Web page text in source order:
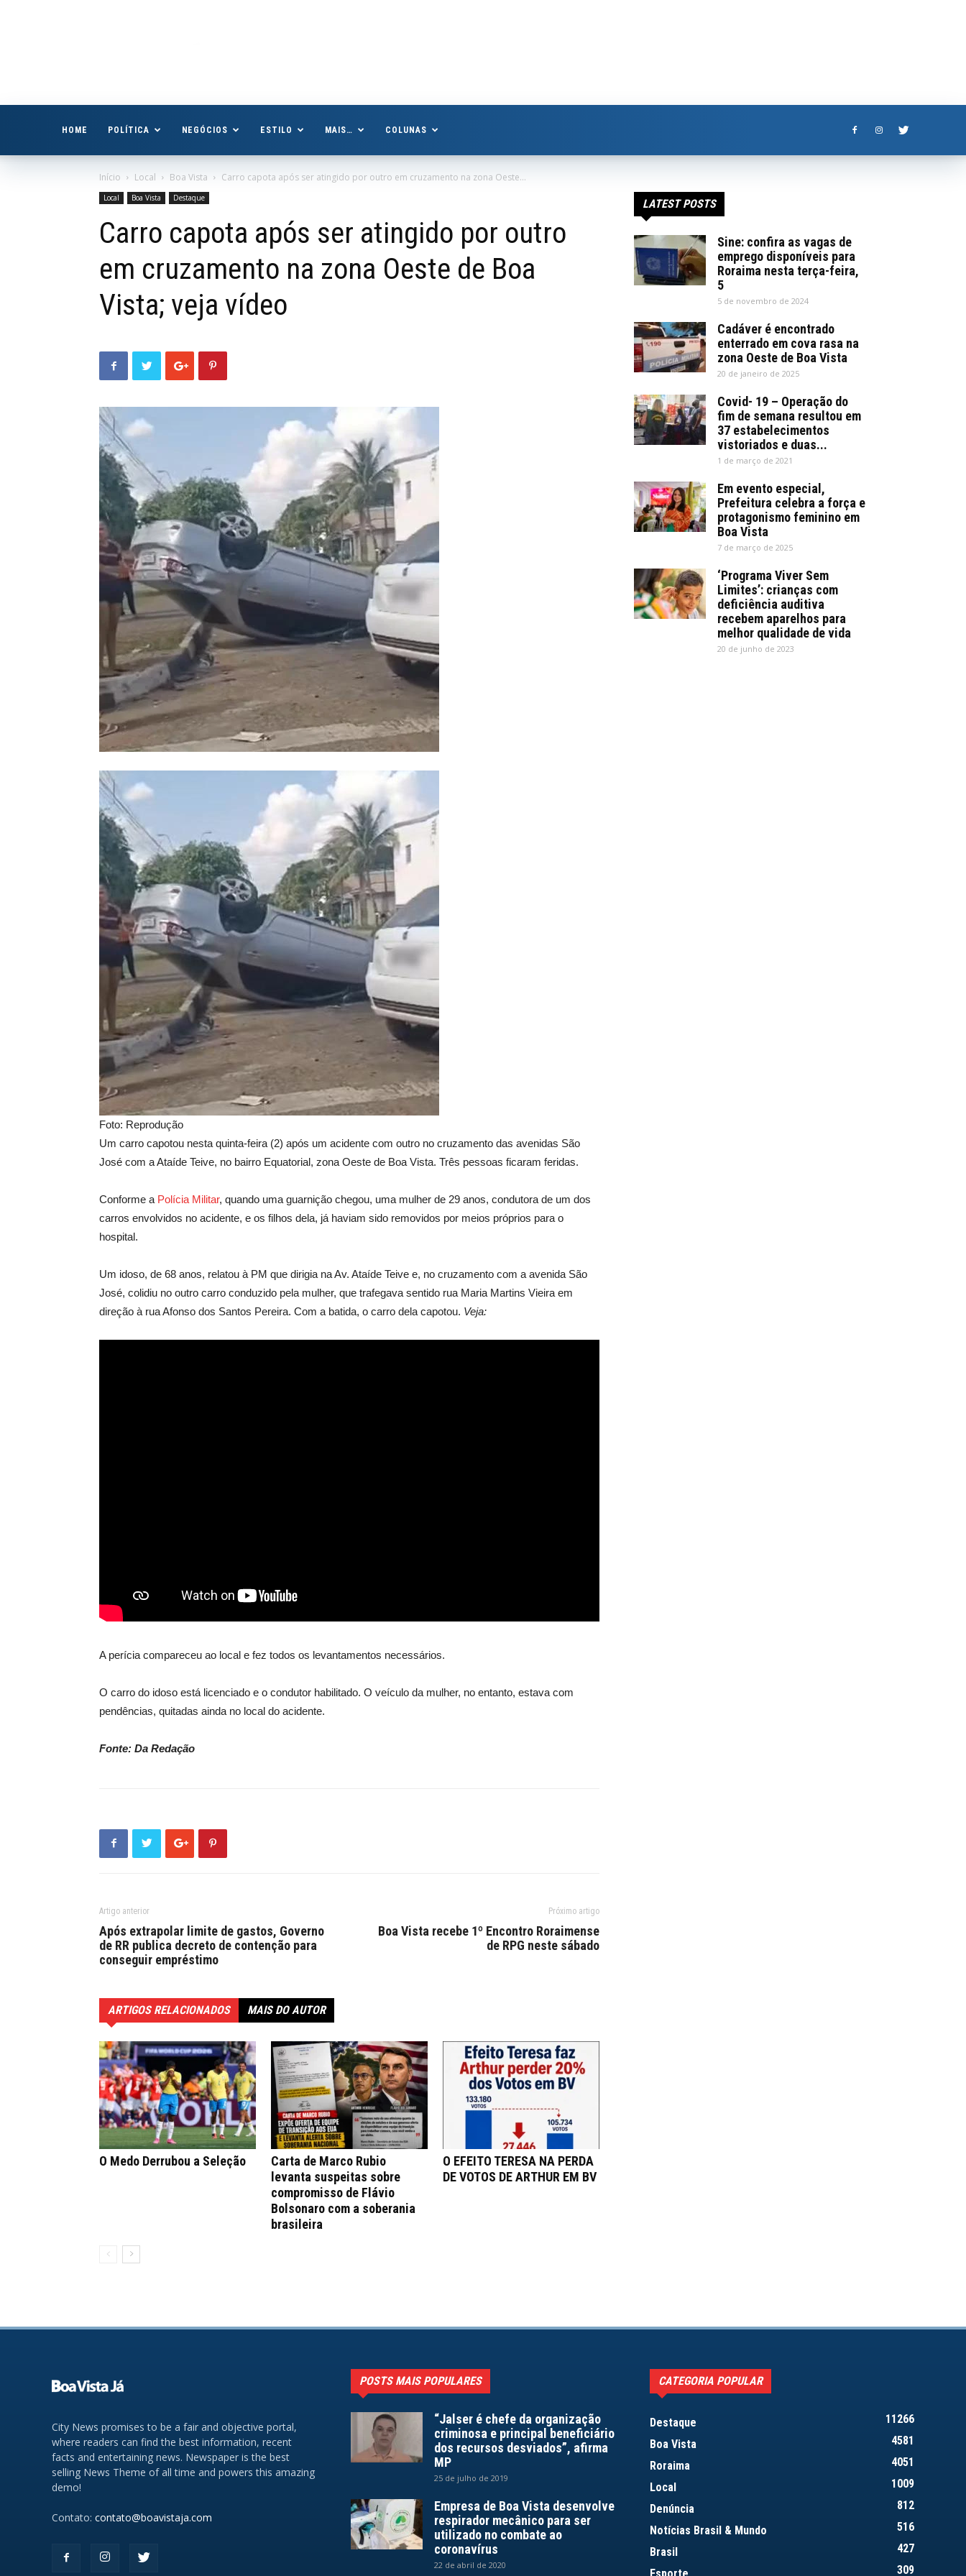
HOME POLÍTICA NEGÓCIOS ESTILO MAIS… COLUNAS
Início Local Boa Vista Carro capota após ser atingido por outro em cruzamento na zona Oeste...
Local Boa Vista Destaque
Carro capota após ser atingido por outro
em cruzamento na zona Oeste de Boa
Vista; veja vídeo
Foto: Reprodução
Um carro capotou nesta quinta-feira (2) após um acidente com outro no cruzamento das avenidas São
José com a Ataíde Teive, no bairro Equatorial, zona Oeste de Boa Vista. Três pessoas ficaram feridas.
Conforme a Polícia Militar, quando uma guarnição chegou, uma mulher de 29 anos, condutora de um dos
carros envolvidos no acidente, e os filhos dela, já haviam sido removidos por meios próprios para o
hospital.
Um idoso, de 68 anos, relatou à PM que dirigia na Av. Ataíde Teive e, no cruzamento com a avenida São
José, colidiu no outro carro conduzido pela mulher, que trafegava sentido rua Maria Martins Vieira em
direção à rua Afonso dos Santos Pereira. Com a batida, o carro dela capotou. Veja:
A perícia compareceu ao local e fez todos os levantamentos necessários.
O carro do idoso está licenciado e o condutor habilitado. O veículo da mulher, no entanto, estava com
pendências, quitadas ainda no local do acidente.
Fonte: Da Redação
Artigo anterior
Após extrapolar limite de gastos, Governo
de RR publica decreto de contenção para
conseguir empréstimo
Próximo artigo
Boa Vista recebe 1º Encontro Roraimense
de RPG neste sábado
ARTIGOS RELACIONADOS MAIS DO AUTOR
O Medo Derrubou a Seleção
Carta de Marco Rubio
levanta suspeitas sobre
compromisso de Flávio
Bolsonaro com a soberania
brasileira
O EFEITO TERESA NA PERDA
DE VOTOS DE ARTHUR EM BV
LATEST POSTS
Sine: confira as vagas de
emprego disponíveis para
Roraima nesta terça-feira,
5
5 de novembro de 2024
Cadáver é encontrado
enterrado em cova rasa na
zona Oeste de Boa Vista
20 de janeiro de 2025
Covid- 19 – Operação do
fim de semana resultou em
37 estabelecimentos
vistoriados e duas...
1 de março de 2021
Em evento especial,
Prefeitura celebra a força e
protagonismo feminino em
Boa Vista
7 de março de 2025
‘Programa Viver Sem
Limites’: crianças com
deficiência auditiva
recebem aparelhos para
melhor qualidade de vida
20 de junho de 2023
City News promises to be a fair and objective portal,
where readers can find the best information, recent
facts and entertaining news. Newspaper is the best
selling News Theme of all time and powers this amazing
demo!
Contato: contato@boavistaja.com
POSTS MAIS POPULARES
“Jalser é chefe da organização
criminosa e principal beneficiário
dos recursos desviados”, afirma
MP
25 de julho de 2019
Empresa de Boa Vista desenvolve
respirador mecânico para ser
utilizado no combate ao
coronavírus
22 de abril de 2020
CATEGORIA POPULAR
Destaque
11266
Boa Vista
4581
Roraima
4051
Local
1009
Denúncia
812
Notícias Brasil & Mundo
516
Brasil
427
Esporte
309